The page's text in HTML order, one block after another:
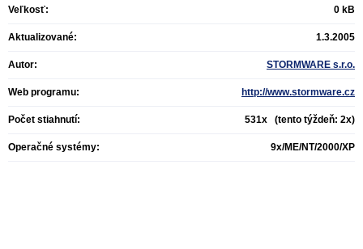
Veľkosť: 0 kB
Aktualizované: 1.3.2005
Autor: STORMWARE s.r.o.
Web programu: http://www.stormware.cz
Počet stiahnutí: 531x (tento týždeň: 2x)
Operačné systémy: 9x/ME/NT/2000/XP